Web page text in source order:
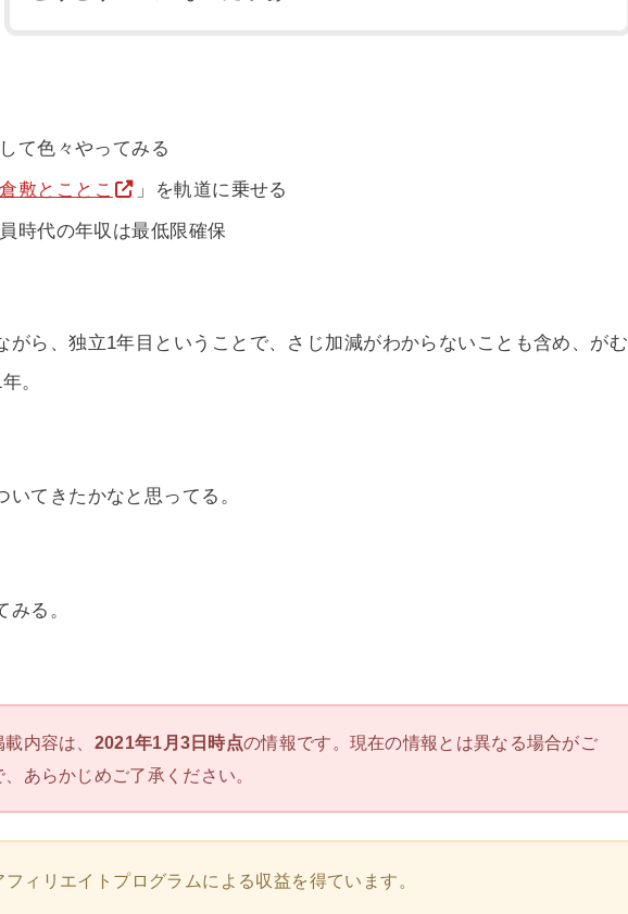
て色々やってみる
倉敷とことこ
」を軌道に乗せる
時代の年収は最低限確保
がら、独立1年目ということで、さじ加減がわからないことも含め、がむ
。
いてきたかなと思ってる。
る。
内容は、 2021年1月3日時点の情報です。現在の情報とは異なる場合がご
あらかじめご了承ください。
ィリエイトプログラムによる収益を得ています。